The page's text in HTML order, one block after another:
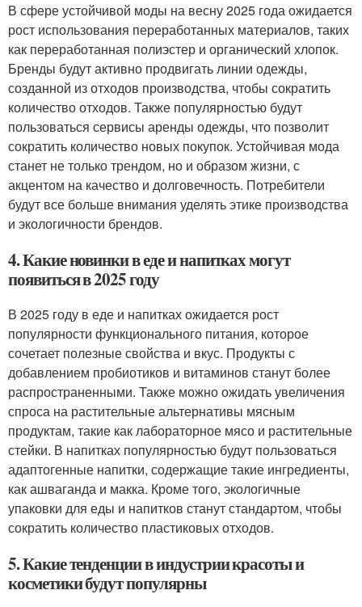
В сфере устойчивой моды на весну 2025 года ожидается
рост использования переработанных материалов, таких
как переработанная полиэстер и органический хлопок.
Бренды будут активно продвигать линии одежды,
созданной из отходов производства, чтобы сократить
количество отходов. Также популярностью будут
пользоваться сервисы аренды одежды, что позволит
сократить количество новых покупок. Устойчивая мода
станет не только трендом, но и образом жизни, с
акцентом на качество и долговечность. Потребители
будут все больше внимания уделять этике производства
и экологичности брендов.
4. Какие новинки в еде и напитках могут
появиться в 2025 году
В 2025 году в еде и напитках ожидается рост
популярности функционального питания, которое
сочетает полезные свойства и вкус. Продукты с
добавлением пробиотиков и витаминов станут более
распространенными. Также можно ожидать увеличения
спроса на растительные альтернативы мясным
продуктам, такие как лабораторное мясо и растительные
стейки. В напитках популярностью будут пользоваться
адаптогенные напитки, содержащие такие ингредиенты,
как ашваганда и макка. Кроме того, экологичные
упаковки для еды и напитков станут стандартом, чтобы
сократить количество пластиковых отходов.
5. Какие тенденции в индустрии красоты и
косметики будут популярны